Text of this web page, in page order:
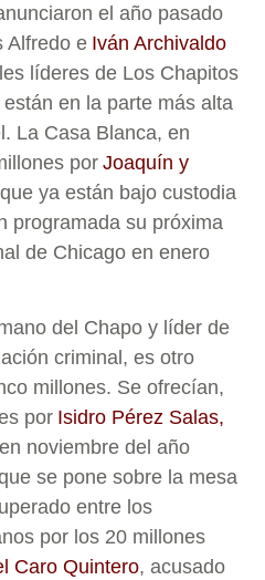
el año pasado
Alfredo e Iván Archivaldo
líderes de Los Chapitos
en la parte más alta
La Casa Blanca, en
porJoaquín y
ya están bajo custodia
programada su próxima
de Chicago en enero
del Chapo y líder de
criminal, es otro
millones. Se ofrecían,
por Isidro Pérez Salas,
noviembre del año
se pone sobre la mesa
entre los
por los 20 millones
Caro Quintero, acusado